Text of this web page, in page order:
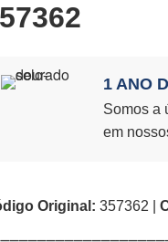
1 ANO
Somos a
em
Original: 357362 |